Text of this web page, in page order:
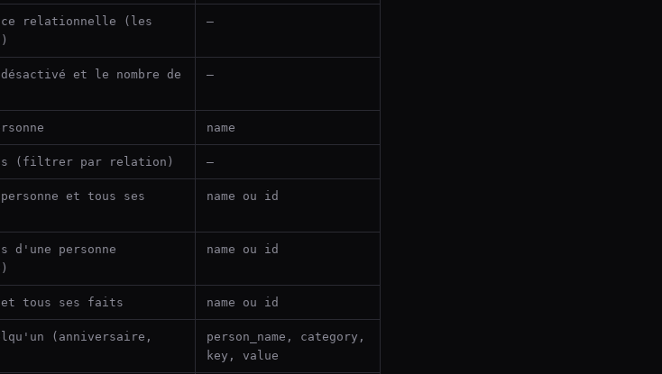
relationnelle (les
—
et le nombre de
—
name
(filtrer par relation) —
et tous ses
name ou id
d'une personne
name ou id
et tous ses faits name ou id
(anniversaire,
person_name, category,
key, value